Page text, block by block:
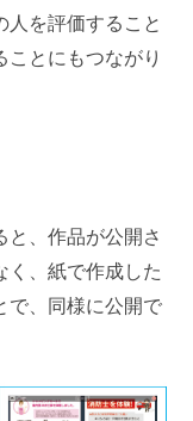
人を評価すること
とにもつながり
と、作品が公開さ
く、紙で作成した
で、同様に公開で